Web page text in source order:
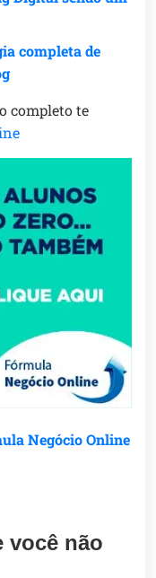
completa de
completo te
Negócio Online
você não